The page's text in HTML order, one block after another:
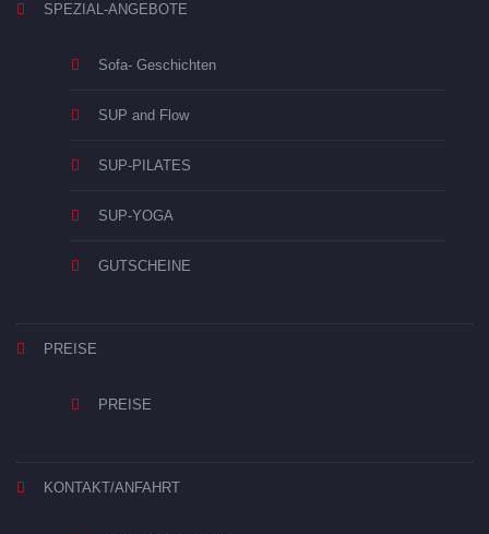
SPEZIAL-ANGEBOTE
Sofa- Geschichten
SUP and Flow
SUP-PILATES
SUP-YOGA
GUTSCHEINE
PREISE
PREISE
KONTAKT/ANFAHRT